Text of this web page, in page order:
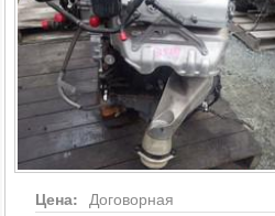
Цена: Договорная